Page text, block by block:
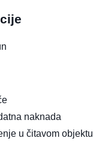
naknada
u čitavom objektu